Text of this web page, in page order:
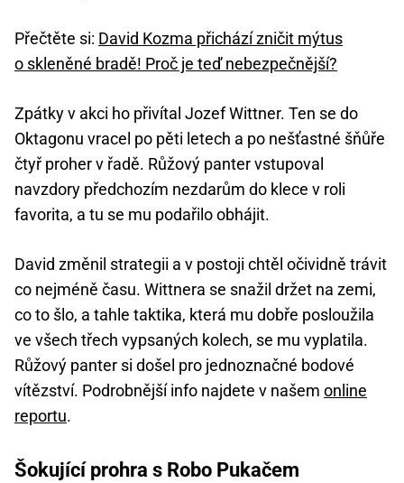
Přečtěte si: David Kozma přichází zničit mýtus
o skleněné bradě! Proč je teď nebezpečnější?
Zpátky v akci ho přivítal Jozef Wittner. Ten se do
Oktagonu vracel po pěti letech a po nešťastné šňůře
čtyř proher v řadě. Růžový panter vstupoval
navzdory předchozím nezdarům do klece v roli
favorita, a tu se mu podařilo obhájit.
David změnil strategii a v postoji chtěl očividně trávit
co nejméně času. Wittnera se snažil držet na zemi,
co to šlo, a tahle taktika, která mu dobře posloužila
ve všech třech vypsaných kolech, se mu vyplatila.
Růžový panter si došel pro jednoznačné bodové
vítězství. Podrobnější info najdete v našem online
reportu.
Šokující prohra s Robo Pukačem